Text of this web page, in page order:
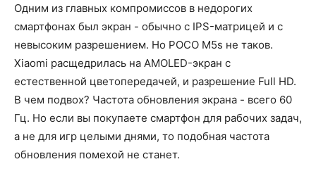
Одним из главных компромиссов в недорогих
смартфонах был экран - обычно с IPS-матрицей и с
невысоким разрешением. Но POCO M5s не таков.
Xiaomi расщедрилась на AMOLED-экран с
естественной цветопередачей, и разрешение Full HD.
В чем подвох? Частота обновления экрана - всего 60
Гц. Но если вы покупаете смартфон для рабочих задач,
а не для игр целыми днями, то подобная частота
обновления помехой не станет.